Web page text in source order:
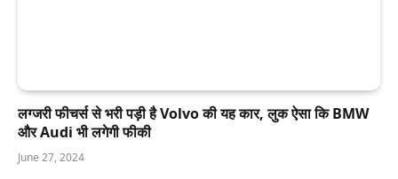
लग्जरी फीचर्स से भरी पड़ी है Volvo की यह कार, लुक ऐसा कि BMW
और Audi भी लगेगी फीकी
June 27, 2024